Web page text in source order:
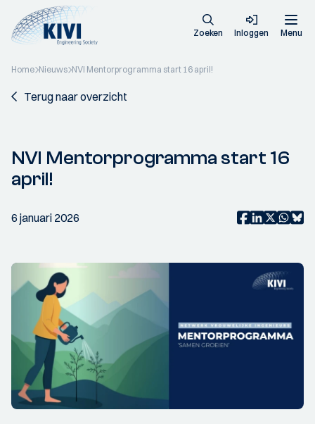
Zoeken Inloggen Menu
Home Nieuws NVI Mentorprogramma start 16 april!
Terug naar overzicht
NVI Mentorprogramma start 16
april!
6 januari 2026